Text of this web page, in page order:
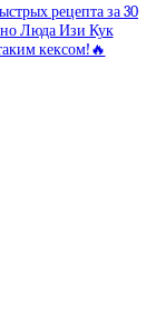
рецепта за 30
Люда Изи Кук
кексом!🔥